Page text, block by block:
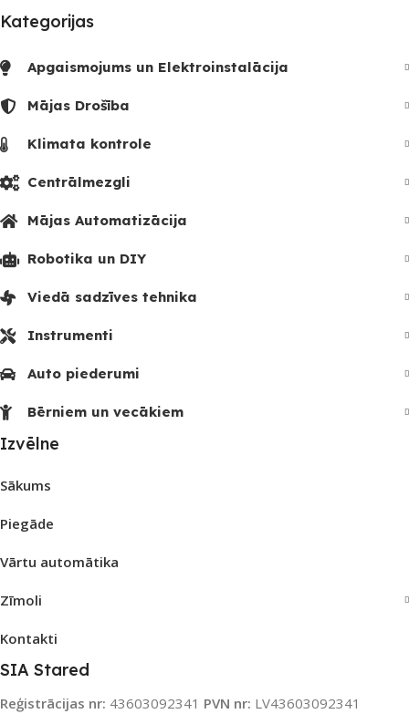
Kategorijas
Apgaismojums un Elektroinstalācija
Mājas Drošība
Klimata kontrole
Centrālmezgli
Mājas Automatizācija
Robotika un DIY
Viedā sadzīves tehnika
Instrumenti
Auto piederumi
Bērniem un vecākiem
Izvēlne
Sākums
Piegāde
Vārtu automātika
Zīmoli
Kontakti
SIA Stared
Reģistrācijas nr: 43603092341 PVN nr: LV43603092341